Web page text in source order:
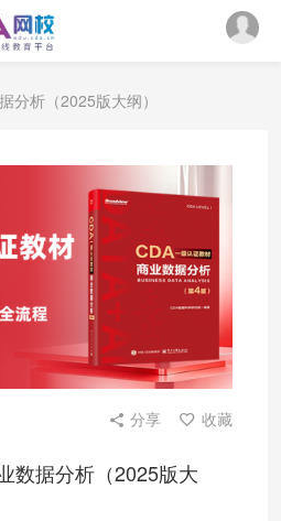
分析（2025版大纲）
分享 收藏
数据分析（2025版大